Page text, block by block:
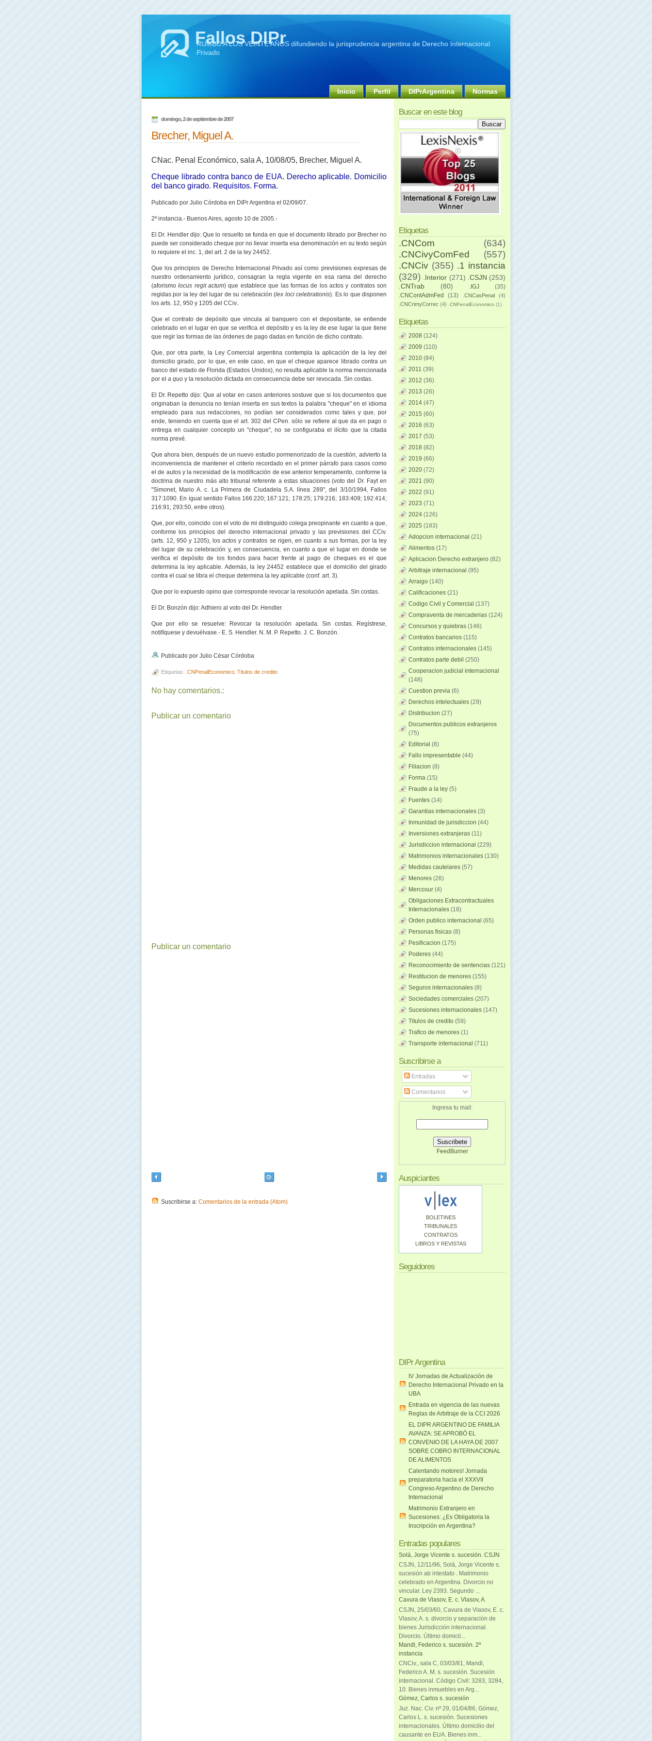
Fallos DIPr
RUMBO A LOS VEINTE AÑOS difundiendo la jurisprudencia argentina de Derecho Internacional
Privado
Inicio Perfil DIPrArgentina Normas
domingo, 2 de septiembre de 2007
Brecher, Miguel A.
CNac. Penal Económico, sala A, 10/08/05, Brecher, Miguel A.
Cheque librado contra banco de EUA. Derecho aplicable. Domicilio
del banco girado. Requisitos. Forma.
Publicado por Julio Córdoba en DIPr Argentina el 02/09/07.
2º instancia.- Buenos Aires, agosto 10 de 2005.-
El Dr. Hendler dijo: Que lo resuelto se funda en que el documento librado por Brecher no
puede ser considerado cheque por no llevar inserta esa denominación en su texto según
lo requiere el inc. 1, del art. 2 de la ley 24452.
Que los principios de Derecho Internacional Privado así como previsiones expresas de
nuestro ordenamiento jurídico, consagran la regla vigente en esa rama del derecho
(aforismolocus regit actum) que establece que las formas de los actos y contratos son
regidas por la ley del lugar de su celebración (lex loci celebrationis). Es lo que disponen
los arts. 12, 950 y 1205 del CCiv..
Que el contrato de depósito que vincula al banquero con el depositante, se entiende
celebrado en el lugar en que se verifica el depósito y es la ley de ese lugar la que tiene
que regir las formas de las órdenes de pago dadas en función de dicho contrato.
Que, por otra parte, la Ley Comercial
argentina contempla la aplicación de la ley del
domicilio girado, por lo que, en este caso, en que el cheque aparece librado contra un
banco del estado de Florida (Estados Unidos), no resulta aplicable la norma mencionada
por el a quo y la resolución dictada en consecuencia debe ser revocada. Sin costas.
El Dr. Repetto dijo: Que al votar en casos anteriores sostuve que si los documentos que
originaban la denuncia no tenían inserta en sus textos la palabra "cheque" en el idioma
empleado para sus redacciones, no podían ser considerados como tales y que, por
ende, teniendo en cuenta que el art. 302 del CPen. sólo se refiere al que da en pago o
entrega en cualquier concepto un "cheque", no se configuraba el ilícito que la citada
norma prevé.
Que ahora bien, después de un nuevo estudio pormenorizado de la cuestión, advierto la
inconveniencia de mantener el criterio recordado en el primer párrafo para casos como
el de autos y la necesidad de la modificación de ese anterior temperamento, conforme la
doctrina de nuestro más alto tribunal referente a estas situaciones (voto del Dr. Fayt en
"Simonet, Mario A. c. La Primerade Ciudadela S.A. línea 289", del 3/10/1994, Fallos
317:1090. En igual sentido Fallos 166:220; 167:121; 178:25; 179:216; 183:409; 192:414;
216:91; 293:50, entre otros).
Que, por ello, coincido con el voto de mi distinguido colega preopinante en cuanto a que,
conforme los principios del derecho internacional privado y las previsiones del CCiv.
(arts. 12, 950 y 1205), los actos y contratos se rigen, en cuanto a sus formas, por la ley
del lugar de su celebración y, en consecuencia, en cuanto a que el lugar en donde se
verifica el depósito de los fondos para hacer frente al pago de cheques es el que
determina la ley aplicable. Además, la ley 24452 establece que el domicilio del girado
contra el cual se libra el cheque determina la ley aplicable (conf. art. 3).
Que por lo expuesto opino que corresponde revocar la resolución apelada. Sin costas.
El Dr. Bonzón dijo: Adhiero al voto del Dr. Hendler.
Que por ello se resuelve: Revocar la resolución apelada. Sin costas. Regístrese,
notifíquese y devuélvase.- E. S. Hendler. N. M. P. Repetto. J. C. Bonzón.
Publicado por Julio César Córdoba
Etiquetas: .CNPenalEconomico Titulos de credito
No hay comentarios.:
Publicar un comentario
Publicar un comentario
Suscribirse a: Comentarios de la entrada (Atom)
Buscar en este blog
Etiquetas
.CNCom
(634)
.CNCivyComFed
(557)
.CNCiv (355) .1 instancia
(329)
.Interior (271) .CSJN (253)
.CNTrab
(80) .IGJ
(35)
.CNContAdmFed
(13) .CNCasPenal
(4)
.CNCrimyCorrec (4) .CNPenalEconomico (1)
Etiquetas
2008 (124)
2009 (110)
2010 (84)
2011 (39)
2012 (36)
2013 (26)
2014 (47)
2015 (60)
2016 (63)
2017 (53)
2018 (82)
2019 (66)
2020 (72)
2021 (90)
2022 (91)
2023 (71)
2024 (126)
2025 (183)
Adopcion internacional (21)
Alimentos (17)
Aplicacion Derecho extranjero (82)
Arbitraje internacional (95)
Arraigo (140)
Calificaciones (21)
Codigo Civil y Comercial (137)
Compraventa de mercaderias (124)
Concursos y quiebras (146)
Contratos bancarios (115)
Contratos internacionales (145)
Contratos parte debil (250)
Cooperacion judicial internacional
(148)
Cuestion previa (6)
Derechos intelectuales (29)
Distribucion (27)
Documentos publicos extranjeros
(75)
Editorial (8)
Fallo impresentable (44)
Filiacion (8)
Forma (15)
Fraude a la ley (5)
Fuentes (14)
Garantias internacionales (3)
Inmunidad de jurisdiccion (44)
Inversiones extranjeras (11)
Jurisdiccion internacional (229)
Matrimonios internacionales (130)
Medidas cautelares (57)
Menores (26)
Mercosur (4)
Obligaciones Extracontractuales
Internacionales (18)
Orden publico internacional (65)
Personas fisicas (8)
Pesificacion (175)
Poderes (44)
Reconocimiento de sentencias (121)
Restitucion de menores (155)
Seguros internacionales (8)
Sociedades comerciales (207)
Sucesiones internacionales (147)
Titulos de credito (59)
Trafico de menores (1)
Transporte internacional (711)
Suscribirse a
Entradas
Comentarios
Ingresa tu mail:
FeedBurner
Auspiciantes
BOLETINES
TRIBUNALES
CONTRATOS
LIBROS Y REVISTAS
Seguidores
DIPr Argentina
IV Jornadas de Actualización de
Derecho Internacional Privado en la
UBA
Entrada en vigencia de las nuevas
Reglas de Arbitraje de la CCI 2026
EL DIPR ARGENTINO DE FAMILIA
AVANZA: SE APROBÓ EL
CONVENIO DE LA HAYA DE 2007
SOBRE COBRO INTERNACIONAL
DE ALIMENTOS
Calentando motores! Jornada
preparatoria hacia el XXXVII
Congreso Argentino de Derecho
Internacional
Matrimonio Extranjero en
Sucesiones: ¿Es Obligatoria la
Inscripción en Argentina?
Entradas populares
Solá, Jorge Vicente s. sucesión. CSJN
CSJN, 12/11/96, Solá, Jorge Vicente s.
sucesión ab intestato . Matrimonio
celebrado en Argentina. Divorcio no
vincular. Ley 2393. Segundo ...
Cavura de Vlasov, E. c. Vlasov, A.
CSJN, 25/03/60, Cavura de Vlasov, E. c.
Vlasov, A. s. divorcio y separación de
bienes Jurisdicción internacional.
Divorcio. Último domicil...
Mandl, Federico s. sucesión. 2º
instancia
CNCiv., sala C, 03/03/81, Mandl,
Federico A. M. s. sucesión. Sucesión
internacional. Código Civil: 3283, 3284,
10. Bienes inmuebles en Arg...
Gómez, Carlos s. sucesión
Juz. Nac. Civ. nº 29, 01/04/86, Gómez,
Carlos L. s. sucesión. Sucesiones
internacionales. Último domicilio del
causante en EUA. Bienes inm...